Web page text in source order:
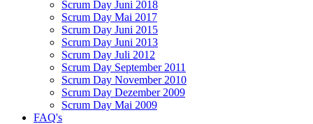
Scrum Day Juni 2018
Scrum Day Mai 2017
Scrum Day Juni 2015
Scrum Day Juni 2013
Scrum Day Juli 2012
Scrum Day September 2011
Scrum Day November 2010
Scrum Day Dezember 2009
Scrum Day Mai 2009
FAQ's